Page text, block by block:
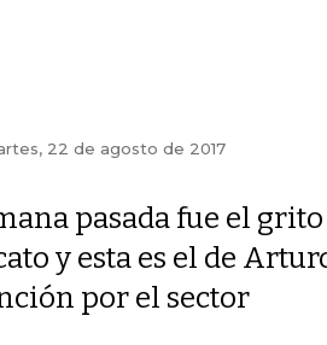
22 de agosto de 2017
pasada fue el
y esta es el de
por el sector